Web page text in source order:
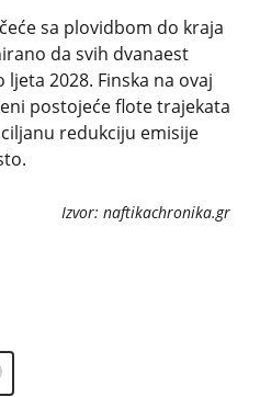
sa plovidbom do kraja
da svih dvanaest
2028. Finska na ovaj
postojeće flote trajekata
redukciju emisije
Izvor: naftikachronika.gr